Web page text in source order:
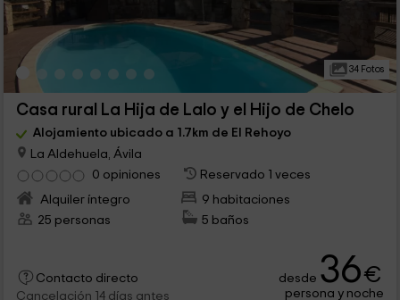
34 Fotos
Casa rural La Hija de Lalo y el Hijo de Chelo
Alojamiento ubicado a 1.7km de El Rehoyo
La Aldehuela, Ávila
0 opiniones
Reservado 1 veces
Alquiler íntegro
9 habitaciones
25 personas
5 baños
Contacto directo
Cancelación 14 días antes
desde 36€
persona y noche